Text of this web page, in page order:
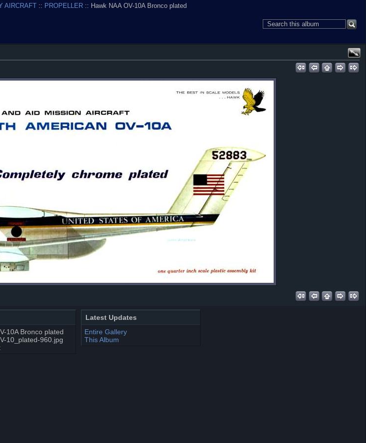
AIRCRAFT :: PROPELLER :: Hawk NAA OV-10A Bronco plated
10A Bronco plated
10_plated-960.jpg
Latest Updates
Entire Gallery
This Album